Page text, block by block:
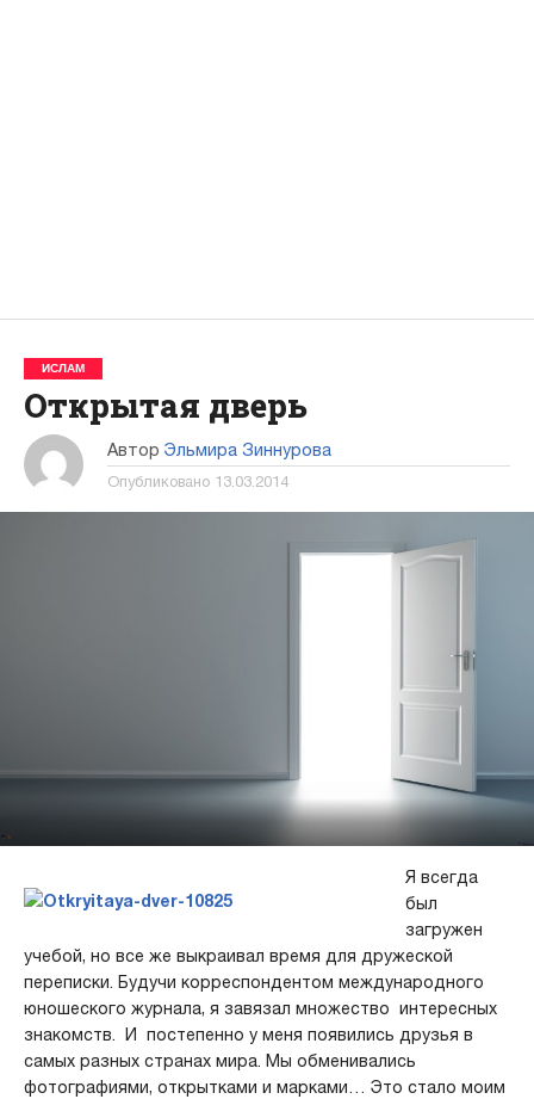
ИСЛАМ
Открытая дверь
Автор Эльмира Зиннурова
Опубликовано 13.03.2014
Я всегда
был
загружен
учебой, но все же выкраивал время для дружеской
переписки. Будучи корреспондентом международного
юношеского журнала, я завязал множество интересных
знакомств. И постепенно у меня появились друзья в
самых разных странах мира. Мы обменивались
фотографиями, открытками и марками… Это стало моим